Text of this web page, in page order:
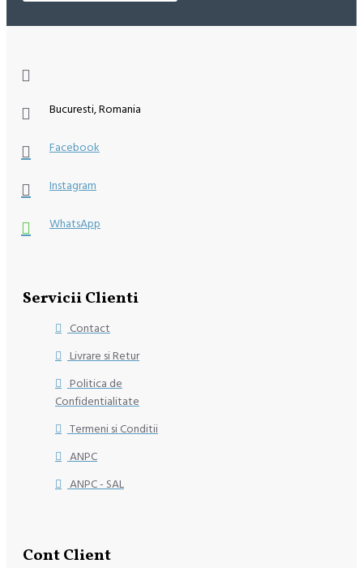
Bucuresti, Romania
Facebook
Instagram
WhatsApp
Servicii Clienti
Contact
Livrare si Retur
Politica de
Confidentialitate
Termeni si Conditii
ANPC
ANPC - SAL
Cont Client